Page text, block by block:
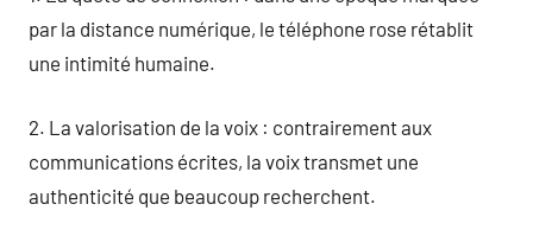
par la distance numérique, le téléphone rose rétablit
une intimité humaine.
2. La valorisation de la voix : contrairement aux
communications écrites, la voix transmet une
authenticité que beaucoup recherchent.